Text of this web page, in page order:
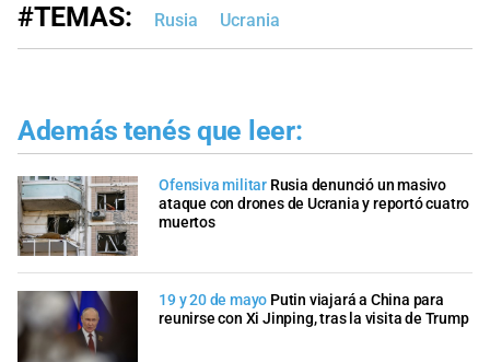
#TEMAS: Rusia Ucrania
Además tenés que leer:
Ofensiva militar Rusia denunció un masivo
ataque con drones de Ucrania y reportó cuatro
muertos
19 y 20 de mayo Putin viajará a China para
reunirse con Xi Jinping, tras la visita de Trump